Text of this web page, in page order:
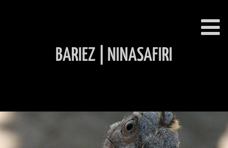
BARIEZ | NINASAFIRI